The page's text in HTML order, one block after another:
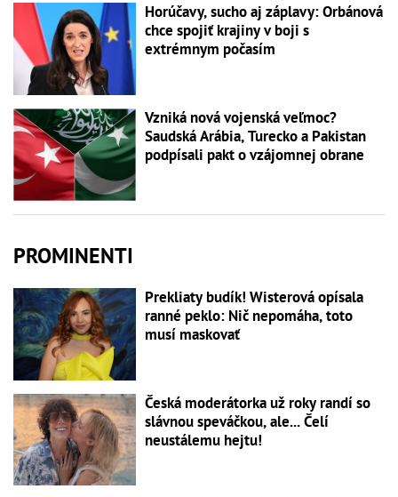
Horúčavy, sucho aj záplavy: Orbánová
chce spojiť krajiny v boji s
extrémnym počasím
Vzniká nová vojenská veľmoc?
Saudská Arábia, Turecko a Pakistan
podpísali pakt o vzájomnej obrane
PROMINENTI
Prekliaty budík! Wisterová opísala
ranné peklo: Nič nepomáha, toto
musí maskovať
Česká moderátorka už roky randí so
slávnou speváčkou, ale... Čelí
neustálemu hejtu!